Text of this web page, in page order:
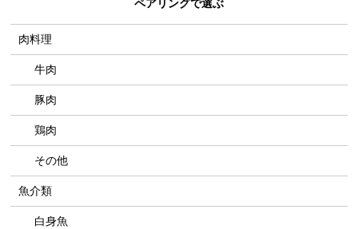
ペアリングで選ぶ
肉料理
牛肉
豚肉
鶏肉
その他
魚介類
白身魚